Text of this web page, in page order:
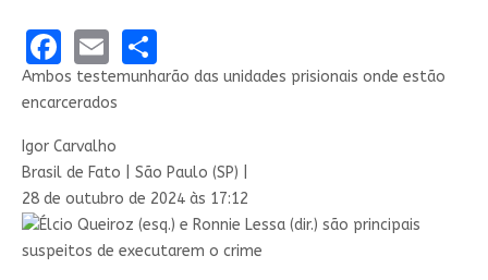
Facebook
EmailShare
Ambos testemunharão das unidades prisionais onde estão
encarcerados
Igor Carvalho
Brasil de Fato | São Paulo (SP) |
28 de outubro de 2024 às 17:12